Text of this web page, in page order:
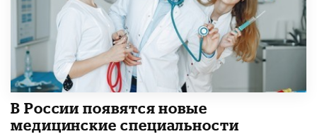
В России появятся новые
медицинские специальности